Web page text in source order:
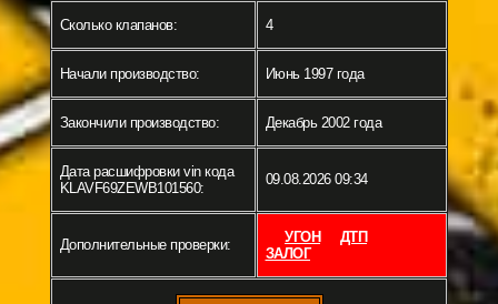
Сколько клапанов: 4
Начали производство: Июнь 1997 года
Закончили производство: Декабрь 2002 года
Дата расшифровки vin кода
KLAVF69ZEWB101560:
09.08.2026 09:34
Дополнительные проверки: УГОН
ДТП
ЗАЛОГ